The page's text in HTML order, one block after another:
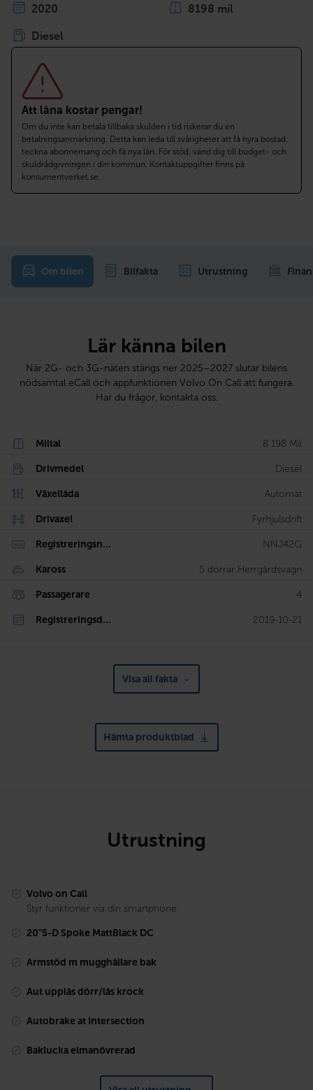
2020 8198 mil
Diesel
Att låna kostar pengar!
Om du inte kan betala tillbaka skulden i tid riskerar du en
betalningsanmärkning. Detta kan leda till svårigheter att få hyra bostad,
teckna abonnemang och få nya lån. För stöd, vänd dig till budget- och
skuldrådgivningen i din kommun. Kontaktuppgifter finns på
konsumentverket.se.
Om bilen Bilfakta Utrustning
Lär känna bilen
När 2G- och 3G-näten stängs ner 2025–2027 slutar bilens
nödsamtal eCall och appfunktionen Volvo On Call att fungera.
Har du frågor, kontakta oss.
Miltal 8 198 Mil
Drivmedel Diesel
Växellåda Automat
Drivaxel Fyrhjulsdrift
Registreringsn... NNJ42G
Kaross 5 dörrar Herrgårdsvagn
Passagerare 4
Registreringsd... 2019-10-21
Visa all fakta
Hämta produktblad
Utrustning
Volvo on Call
Styr funktioner via din smartphone.
20"5-D Spoke MattBlack DC
Armstöd m mugghållare bak
Aut upplås dörr/lås krock
Autobrake at Intersection
Baklucka elmanövrerad